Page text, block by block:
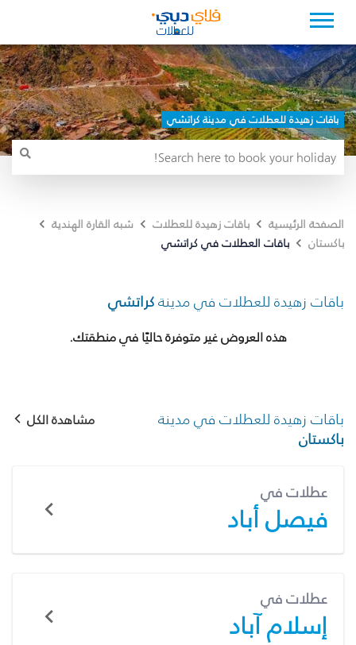
باقات زهيدة للعطلات في مدينة كراتشي
الصفحة الرئيسية باقات زهيدة للعطلات
شبه القارة الهندية
باكستان
باقات العطلات في كراتشي
باقات زهيدة للعطلات في مدينةكراتشي
هذه العروض غير متوفرة حاليًا في منطقتك.
باقات زهيدة للعطلات في مدينة
باكستان
مشاهدة الكل
عطلات في
فيصل أباد
عطلات في
إسلام آباد